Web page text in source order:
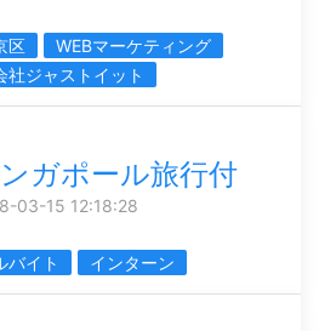
区
WEBマーケティング
社ジャストイット
ガポール旅行付
03-15 12:18:28
バイト インターン